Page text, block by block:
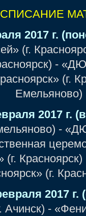
2017 г.
(г.
-
(г.
Емельяново)
2017 г.
-
Красноярск)
(г.
2017 г.
-